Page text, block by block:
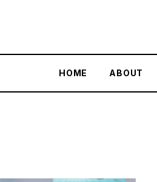
HOME ABOUT